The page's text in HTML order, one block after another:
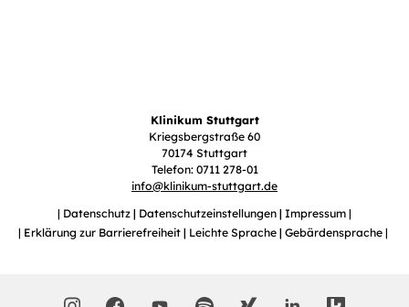
Klinikum Stuttgart
Kriegsbergstraße 60
70174 Stuttgart
Telefon: 0711 278-01
info@klinikum-stuttgart.de
Datenschutz
Datenschutzeinstellungen Impressum
Erklärung zur Barrierefreiheit
Leichte Sprache Gebärdensprache